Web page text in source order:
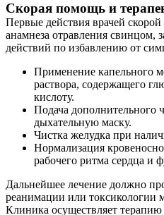
Скорая помощь и
Первые действия врачей
анамнеза отравления свинцом,
действий по избавлению от
Применение капельного
раствора, содержащего
кислоту.
Подача дополнительного
дыхательную маску.
Чистка желудка при
Нормализация
рабочего ритма сердца и
Дальнейшее лечение должно
реанимации или токсикологии
Клиника осуществляет